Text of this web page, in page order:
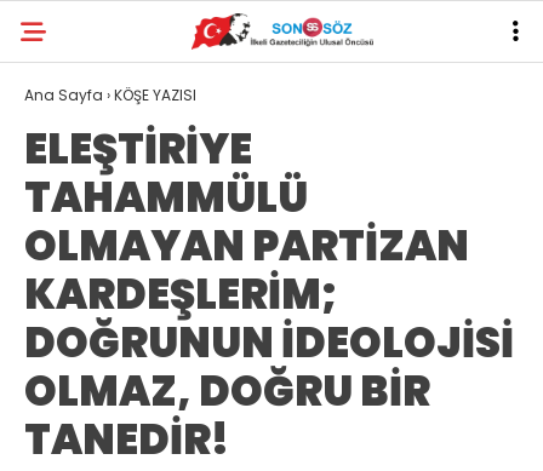
Ana Sayfa ›KÖŞE YAZISI
ELEŞTİRİYE
TAHAMMÜLÜ
OLMAYAN PARTİZAN
KARDEŞLERİM;
DOĞRUNUN İDEOLOJİSİ
OLMAZ, DOĞRU BİR
TANEDİR!